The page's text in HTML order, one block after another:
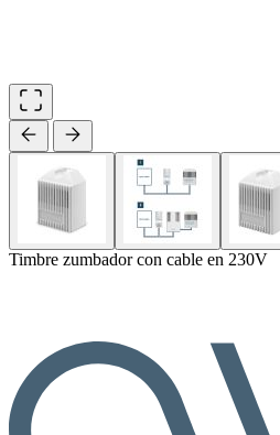
Timbre zumbador con cable en 230V